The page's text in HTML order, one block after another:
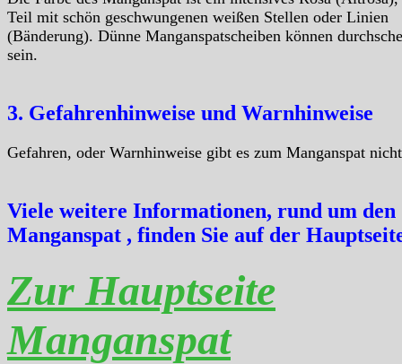
Teil mit schön geschwungenen weißen Stellen oder Linien
(Bänderung). Dünne Manganspatscheiben können
sein.
3. Gefahrenhinweise und Warnhinweise
Gefahren, oder Warnhinweise gibt es zum Manganspat
Viele weitere Informationen, rund um den
Manganspat , finden Sie auf der
Zur Hauptseite
Manganspat